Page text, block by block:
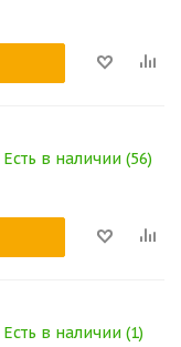
Есть в наличии (56)
Есть в наличии (1)